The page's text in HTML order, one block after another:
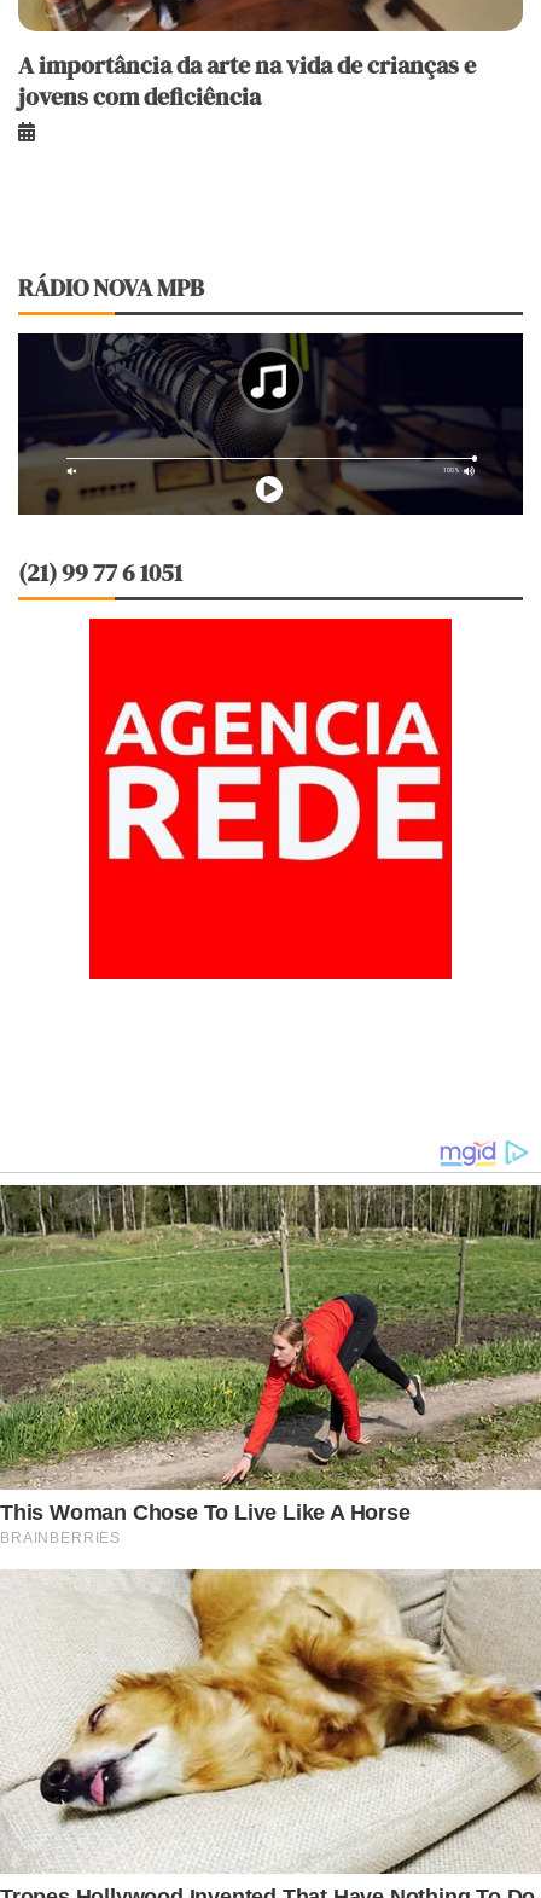
A importância da arte na vida de crianças e
jovens com deficiência
RÁDIO NOVA MPB
(21) 99 77 6 1051